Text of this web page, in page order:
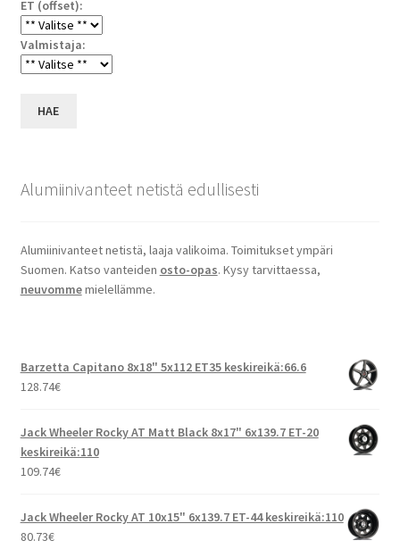
ET (offset):
Valmistaja:
HAE
Alumiinivanteet netistä edullisesti
Alumiinivanteet netistä, laaja valikoima. Toimitukset ympäri
Suomen. Katso vanteiden osto-opas. Kysy tarvittaessa,
neuvommemielellämme.
Barzetta Capitano 8x18" 5x112 ET35 keskireikä:66.6
128.74€
Jack Wheeler Rocky AT Matt Black 8x17" 6x139.7 ET-20
keskireikä:110
109.74€
Jack Wheeler Rocky AT 10x15" 6x139.7 ET-44 keskireikä:110
80.73€